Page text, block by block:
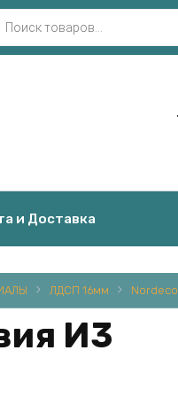
и Доставка
ЛДСП 16мм Nordeco
И3